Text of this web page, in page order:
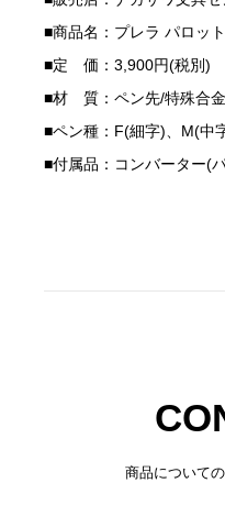
■商品名：プレラ パロッ
■定 価：3,900円(税別)
■材 質：ペン先/特殊合
■ペン種：F(細字)、M(中
■付属品：コンバーター(
商品について